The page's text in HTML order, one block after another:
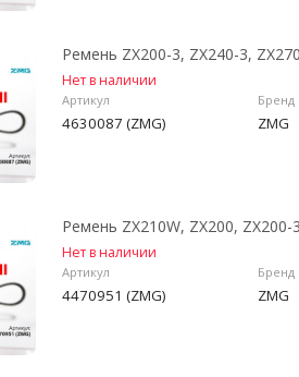
Ремень ZX200-3, ZX240-3,
Нет в наличии
Артикул
4630087 (ZMG)
Бренд
ZMG
Ремень ZX210W, ZX200, ZX200-
Нет в наличии
Артикул
4470951 (ZMG)
Бренд
ZMG